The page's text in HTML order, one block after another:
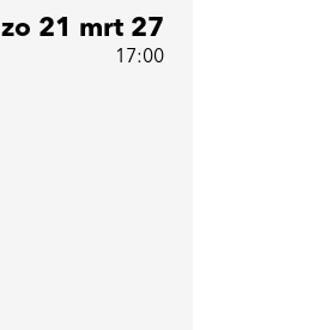
zo 21 mrt 27
17:00